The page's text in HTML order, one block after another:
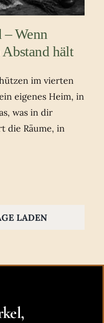
Wenn
hält
im vierten
eigenes Heim, in
was in dir
die Räume, in
LADEN